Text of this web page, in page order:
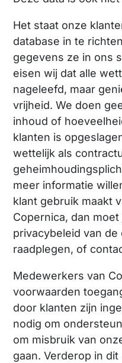
Het staat onze
database in te
gegevens ze in ons
eisen wij dat alle
nageleefd, maar
vrijheid. We doen
inhoud of
klanten is
wettelijk als
meer informatie
klant gebruik maakt
Copernica, dan
privacybeleid van
raadplegen, of
Medewerkers van
voorwaarden
door klanten zijn
nodig om
om misbruik van
gaan. Verderop in